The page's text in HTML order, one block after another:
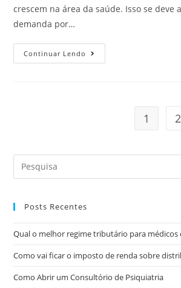
crescem na área da saúde. Isso se deve
demanda por…
Continuar Lendo
1 2
Posts Recentes
Qual o melhor regime tributário para médicos
Como vai ficar o imposto de renda sobre
Como Abrir um Consultório de Psiquiatria